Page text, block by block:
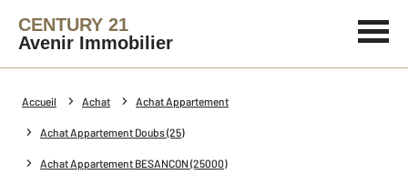
CENTURY 21
Avenir Immobilier
Accueil Achat Achat Appartement
Achat Appartement Doubs (25)
Achat Appartement BESANCON (25000)